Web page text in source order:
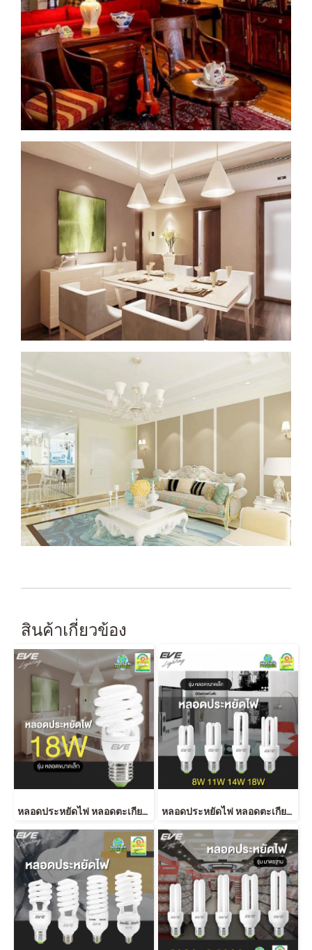
สินค้าเกี่ยวข้อง
หลอดประหยัดไฟ หลอดตะเกียบ หลอดเกลียว หลอดกระเปาะแก้ว หลอดยอดนิยม Mini X-Fire GEN-3 18 Warmwhite E27 หลอดประหยัดไฟ หลอดตะเกียบ หลอดเกลียว หลอดกระเปาะแก้ว หลอดยอดนิยม Mini CFL 8W,11W,14W E27